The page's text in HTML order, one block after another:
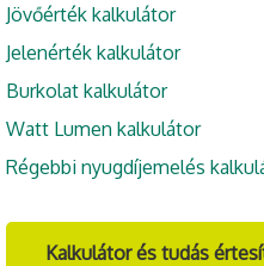
Jövőérték kalkulátor
Jelenérték kalkulátor
Burkolat kalkulátor
Watt Lumen kalkulátor
Régebbi nyugdíjemelés
Kalkulátor és tudás